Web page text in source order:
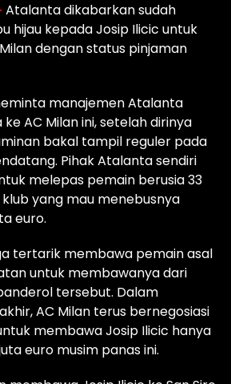
Atalanta dikabarkan sudah
hijau kepada Josip Ilicic untuk
dengan status pinjaman
manajemen Atalanta
AC Milan ini, setelah dirinya
bakal tampil reguler pada
Pihak Atalanta sendiri
melepas pemain berusia 33
yang mau menebusnya
euro.
tertarik membawa pemain asal
untuk membawanya dari
tersebut. Dalam
AC Milan terus bernegosiasi
membawa Josip Ilicic hanya
euro musim panas ini.